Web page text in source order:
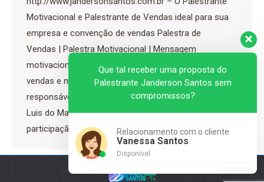
Motivacional e Palestrante de Vendas ideal para sua
empresa e convenção de vendas Palestra de
Vendas | Palestra Motivacional | Mensagem
motivacional para vender mais O palestrante de
vendas e motivação Janderson Santos foi o
responsável em finalizar o congresso Liderar em São
Luis do Maranhão em 2018. O evento contou com a
participação de…
Que tal receber uma proposta do
Palestrante Janderson Santos sem
compromissos?
Relacionamento com o cliente
Vanessa Santos
Disponível